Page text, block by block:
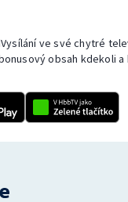
ve své chytré
obsah kdekoli a